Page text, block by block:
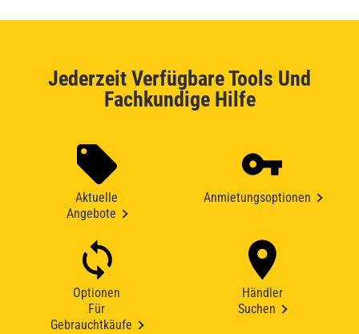
Jederzeit Verfügbare Tools Und
Fachkundige Hilfe
Aktuelle
Angebote
Anmietungsoptionen
Optionen
Für
Gebrauchtkäufe
Händler
Suchen